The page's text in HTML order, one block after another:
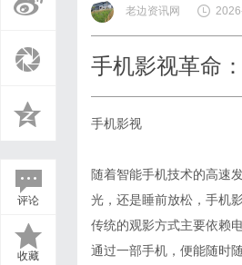
›
评论
收藏
老边资讯网
手机影视革命
手机影视
随着智能手机技术的高速
光，还是睡前放松，手机
传统的观影方式主要依赖
通过一部手机，便能随时